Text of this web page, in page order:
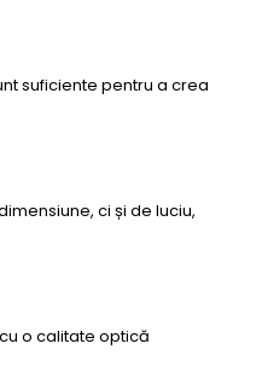
suficiente pentru a crea
ci și de luciu,
o calitate optică